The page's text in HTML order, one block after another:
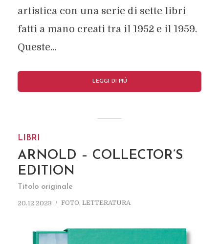
artistica con una serie di sette libri
fatti a mano creati tra il 1952 e il 1959.
Queste...
LEGGI DI PIÚ
LIBRI
ARNOLD – COLLECTOR’S
EDITION
Titolo originale
20.12.2023 FOTO, LETTERATURA